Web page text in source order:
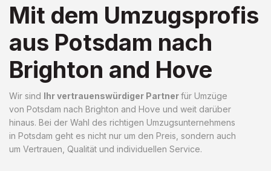
Mit dem Umzugsprofis
aus Potsdam nach
Brighton and Hove
Wir sind Ihr vertrauenswürdiger Partnerfür Umzüge
von Potsdam nach Brighton and Hove und weit darüber
hinaus. Bei der Wahl des richtigen Umzugsunternehmens
in Potsdam geht es nicht nur um den Preis, sondern auch
um Vertrauen, Qualität und individuellen Service.